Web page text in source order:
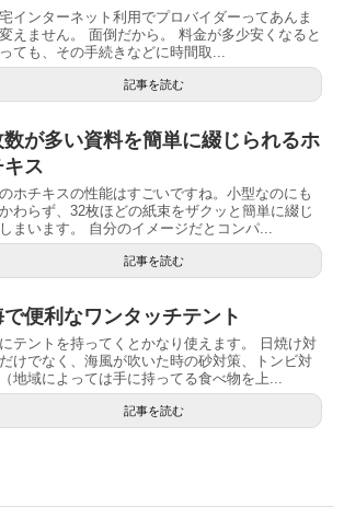
インターネット利用でプロバイダーってあんま
えません。 面倒だから。 料金が多少安くなると
ても、その手続きなどに時間取...
記事を読む
数が多い資料を簡単に綴じられるホ
キス
ホチキスの性能はすごいですね。小型なのにも
わらず、32枚ほどの紙束をザクッと簡単に綴じ
まいます。 自分のイメージだとコンパ...
記事を読む
で便利なワンタッチテント
テントを持ってくとかなり使えます。 日焼け対
けでなく、海風が吹いた時の砂対策、トンビ対
地域によっては手に持ってる食べ物を上...
記事を読む